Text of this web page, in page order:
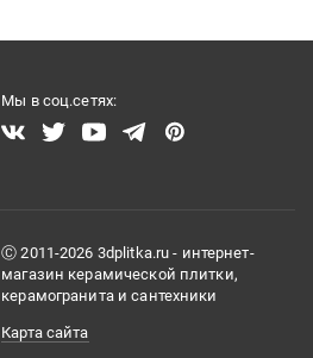
Мы в соц.сетях:
Ⓒ 2011-2026 3dplitka.ru - интернет-
магазин керамической плитки,
керамогранита и сантехники
Карта сайта